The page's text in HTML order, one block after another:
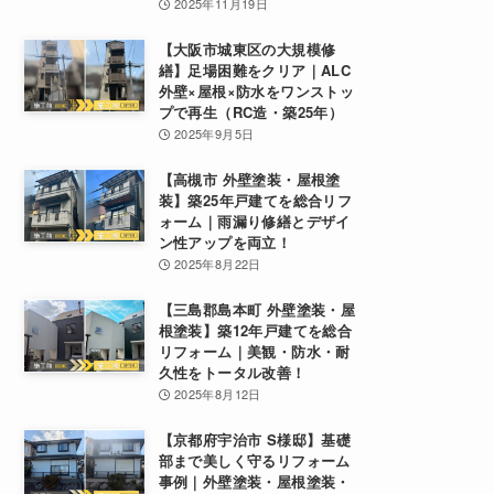
【大阪市城東区の大規模修
繕】足場困難をクリア｜ALC
外壁×屋根×防水をワンストッ
プで再生（RC造・築25年）
2025年9月5日
【高槻市 外壁塗装・屋根塗
装】築25年戸建てを総合リフ
ォーム｜雨漏り修繕とデザイ
ン性アップを両立！
2025年8月22日
【三島郡島本町 外壁塗装・屋
根塗装】築12年戸建てを総合
リフォーム｜美観・防水・耐
久性をトータル改善！
2025年8月12日
【京都府宇治市 S様邸】基礎
部まで美しく守るリフォーム
事例｜外壁塗装・屋根塗装・